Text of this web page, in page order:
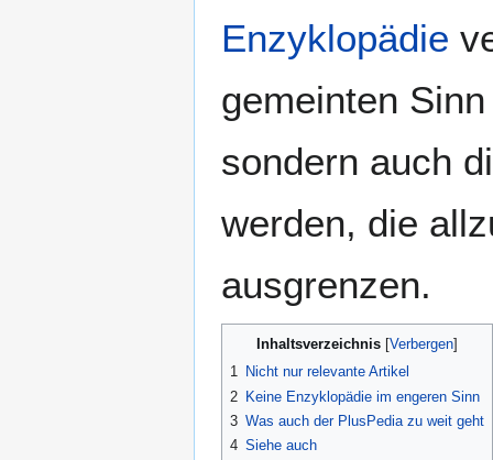
Enzyklopädie
gemeinten
sondern auch
werden, die
ausgrenzen.
Inhaltsverzeichnis
1 Nicht nur relevante Artikel
2 Keine Enzyklopädie im engeren Sinn
3 Was auch der PlusPedia zu weit geht
4 Siehe auch